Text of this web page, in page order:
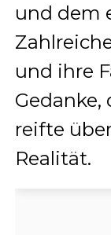
und dem
und ihre
reifte
Realität.